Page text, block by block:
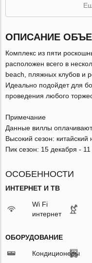
ОПИСАНИЕ
Комплекс из пяти
расположен всего в
beach, пляжных клубов и
Идеально подойдет для
проведения любого
Примечание
Данные виллы
Высокий сезон:
Пик сезон: 15 декабря - 11
ОСОБЕННОСТИ
ИНТЕРНЕТ И ТВ
Wi Fi
интернет
ОБОРУДОВАНИЕ
Кондиционеры